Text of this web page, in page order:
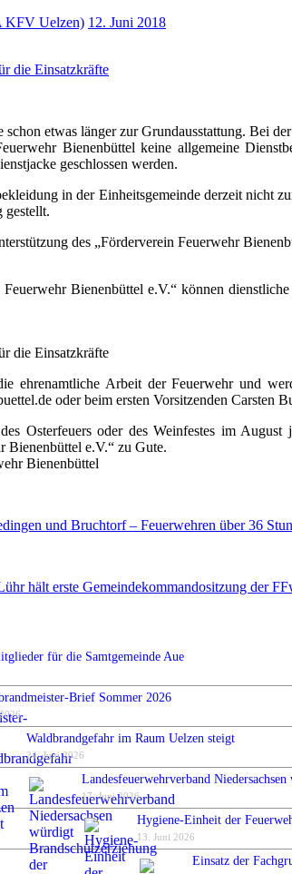
KFV Uelzen) 12. Juni 2018
die Einsatzkräfte
schon etwas länger zur Grundausstattung. Bei
Bienenbüttel keine allgemeine
geschlossen werden.
in der Einheitsgemeinde derzeit nicht
gestellt.
des „Förderverein Feuerwehr
Bienenbüttel e.V.“ können
die Einsatzkräfte
ehrenamtliche Arbeit der Feuerwehr und
oder beim ersten Vorsitzenden Carsten
Osterfeuers oder des Weinfestes im
Bienenbüttel e.V.“ zu Gute.
Bienenbüttel
und Bruchtorf – Feuerwehren über 36
hält erste Gemeindekommandositzung der
für die Samtgemeinde Aue
Brief Sommer 2026
Waldbrandgefahr im Raum Uelzen steigt
24. Juni 2026
Landesfeuerwehrverband
17. Juni 2026
Hygiene-Einheit der
13. Juni 2026
Einsatz der